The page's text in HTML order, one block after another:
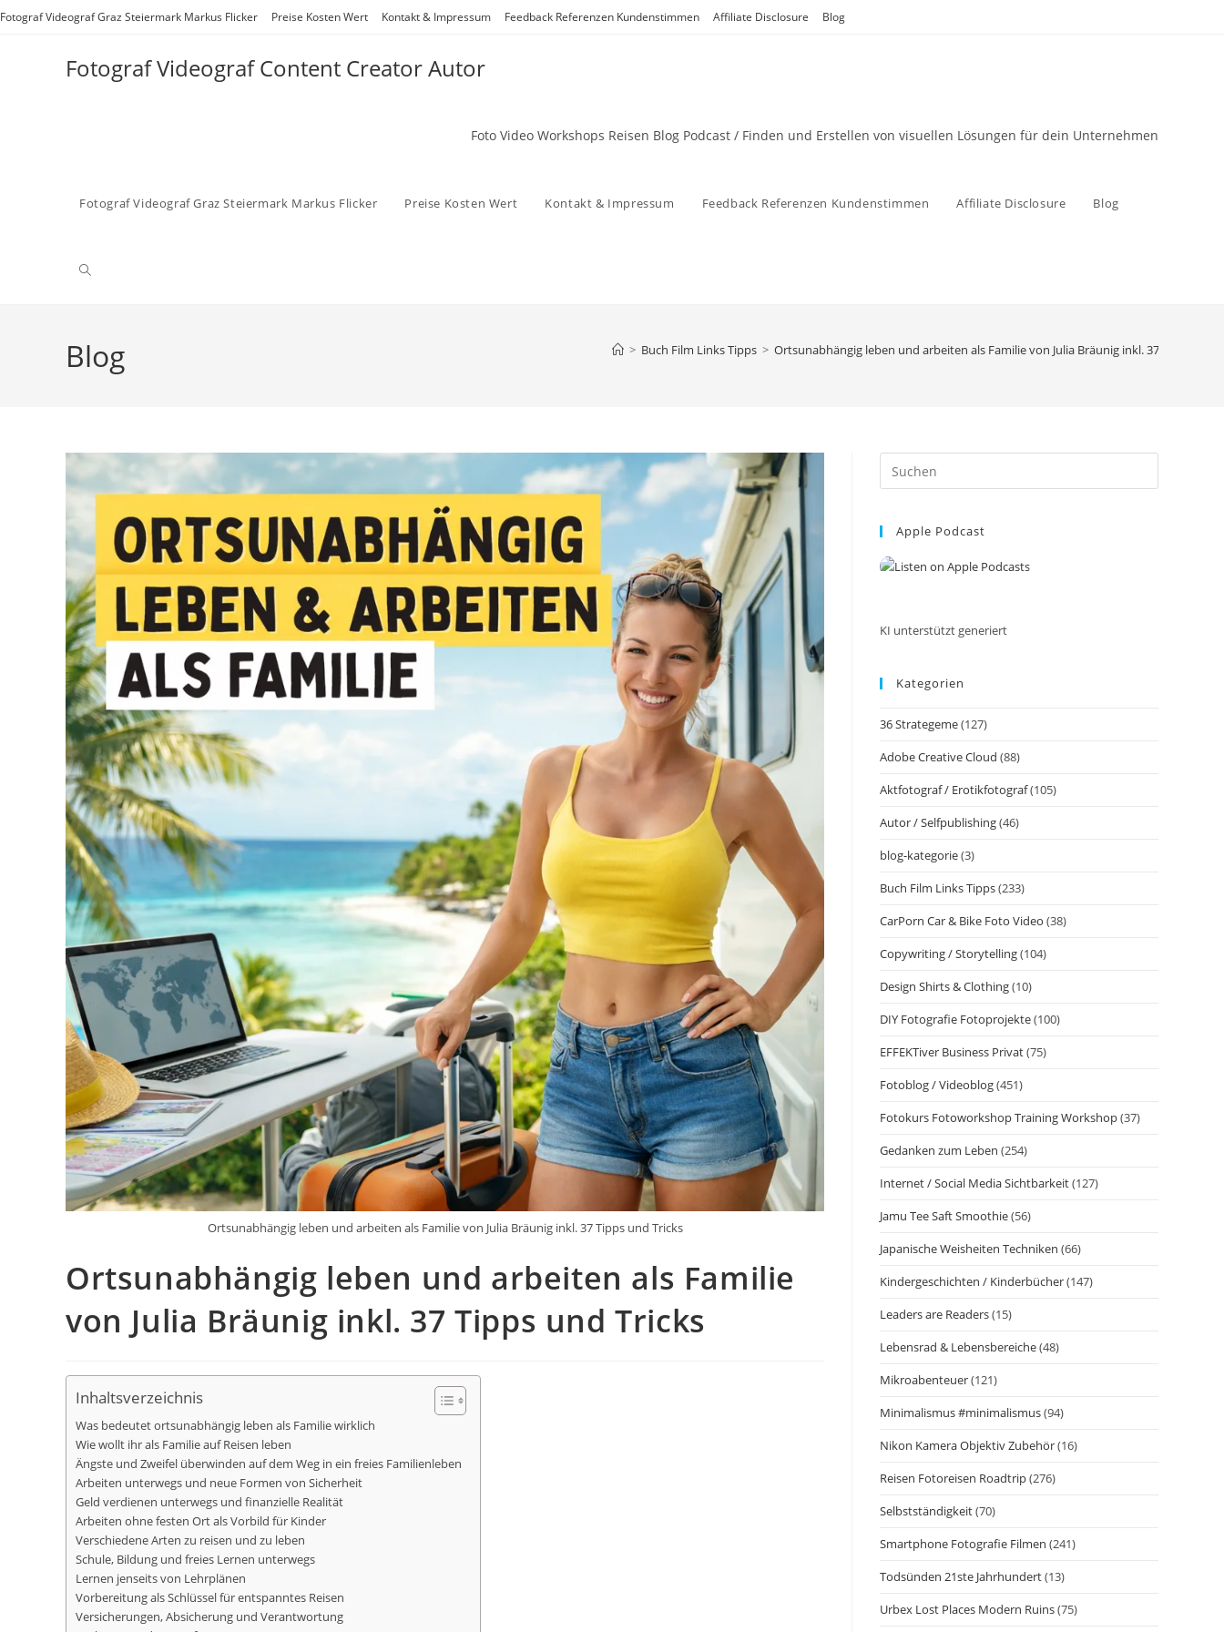
Zum
Fotograf Videograf Graz Steiermark Markus Flicker Preise Kosten Wert Kontakt & Impressum Feedback Referenzen Kundenstimmen Affiliate Disclosure Blog
Fotograf Videograf Content Creator Autor
Foto Video Workshops Reisen Blog Podcast / Finden und Erstellen von visuellen Lösungen für dein Unternehmen
Fotograf Videograf Graz Steiermark Markus Flicker Preise Kosten Wert Kontakt & Impressum Feedback Referenzen Kundenstimmen Affiliate Disclosure Blog
Website-
Blog > Buch Film Links Tipps > Ortsunabhängig leben und arbeiten als Familie von Julia Bräunig inkl. 37 Tipps und
Ortsunabhängig leben und arbeiten als Familie von Julia Bräunig inkl. 37 Tipps und Tricks
Ortsunabhängig leben und arbeiten als Familie
von Julia Bräunig inkl. 37 Tipps und Tricks
Inhaltsverzeichnis
Was bedeutet ortsunabhängig leben als Familie wirklich
Wie wollt ihr als Familie auf Reisen leben
Ängste und Zweifel überwinden auf dem Weg in ein freies Familienleben
Arbeiten unterwegs und neue Formen von Sicherheit
Geld verdienen unterwegs und finanzielle Realität
Arbeiten ohne festen Ort als Vorbild für Kinder
Verschiedene Arten zu reisen und zu leben
Schule, Bildung und freies Lernen unterwegs
Lernen jenseits von Lehrplänen
Vorbereitung als Schlüssel für entspanntes Reisen
Versicherungen, Absicherung und Verantwortung
Escape
Apple Podcast
KI unterstützt generiert
Kategorien
36 Strategeme(127)
Adobe Creative Cloud (88)
Aktfotograf / Erotikfotograf(105)
Autor / Selfpublishing(46)
blog-kategorie(3)
Buch Film Links Tipps(233)
CarPorn Car & Bike Foto Video (38)
Copywriting / Storytelling(104)
Design Shirts & Clothing(10)
DIY Fotografie Fotoprojekte(100)
EFFEKTiver Business Privat(75)
Fotoblog / Videoblog(451)
Fotokurs Fotoworkshop Training Workshop(37)
Gedanken zum Leben (254)
Internet / Social Media Sichtbarkeit(127)
Jamu Tee Saft Smoothie(56)
Japanische Weisheiten Techniken (66)
Kindergeschichten / Kinderbücher(147)
Leaders are Readers(15)
Lebensrad & Lebensbereiche(48)
Mikroabenteuer(121)
Minimalismus #minimalismus(94)
Nikon Kamera Objektiv Zubehör(16)
Reisen Fotoreisen Roadtrip(276)
Selbstständigkeit(70)
Smartphone Fotografie Filmen (241)
Todsünden 21ste Jahrhundert(13)
Urbex Lost Places Modern Ruins(75)